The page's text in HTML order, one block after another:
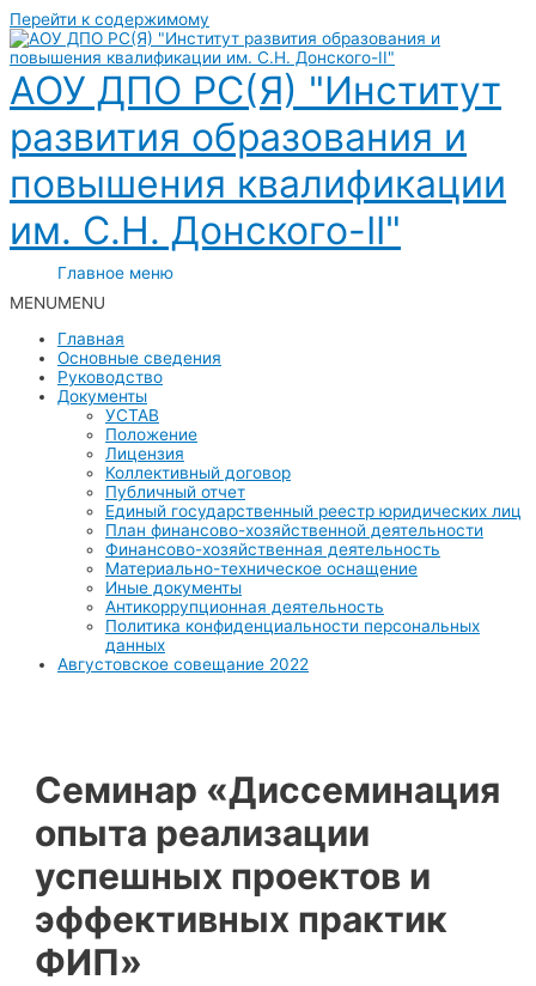
Перейти к содержимому
АОУ ДПО РС(Я) "Институт
развития образования и
повышения квалификации
им. С.Н. Донского-II"
Главное меню
MENUMENU
Главная
Основные сведения
Руководство
Документы
УСТАВ
Положение
Лицензия
Коллективный договор
Публичный отчет
Единый государственный реестр юридических лиц
План финансово-хозяйственной деятельности
Финансово-хозяйственная деятельность
Материально-техническое оснащение
Иные документы
Антикоррупционная деятельность
Политика конфиденциальности персональных
данных
Августовское совещание 2022
Cеминар «Диссеминация
опыта реализации
успешных проектов и
эффективных практик
ФИП»